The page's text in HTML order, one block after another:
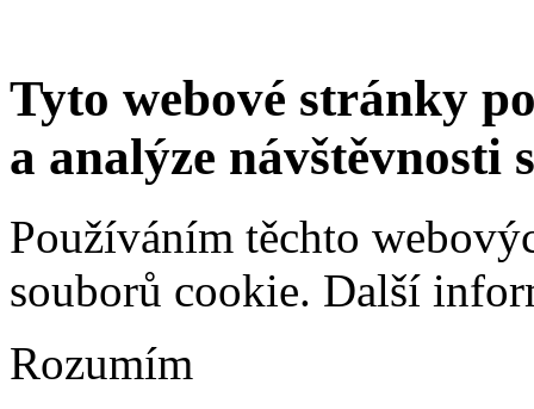
Tyto webové stránky
a analýze návštěvnosti
Používáním těchto
souborů cookie. Další
Rozumím